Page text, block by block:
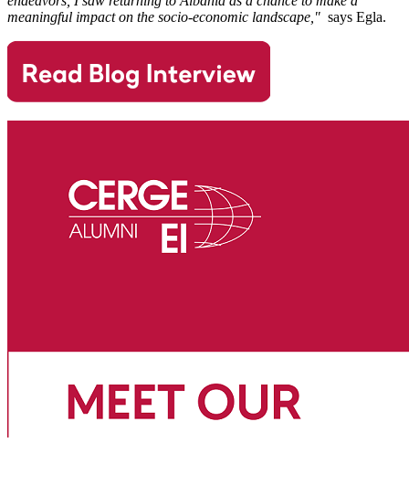
meaningful impact on the socio-economic landscape," says Egla.